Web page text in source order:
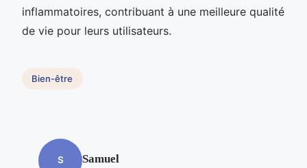
inflammatoires, contribuant à une meilleure qualité
de vie pour leurs utilisateurs.
Bien-être
S Samuel